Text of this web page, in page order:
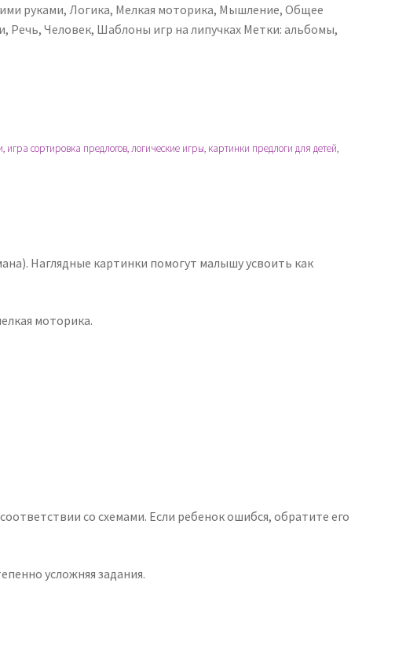
руками, Логика, Мелкая моторика, Мышление, Общее
, Речь, Человек, Шаблоны игр на липучках Метки: альбомы,
сортировка предлогов, логические игры, картинки предлоги для детей,
Наглядные картинки помогут малышу усвоить как
моторика.
со схемами. Если ребенок ошибся, обратите его
усложняя задания.